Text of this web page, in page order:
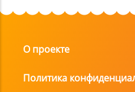
О проекте
Политика